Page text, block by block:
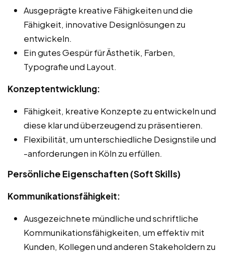
Ausgeprägte kreative Fähigkeiten und die
Fähigkeit, innovative Designlösungen zu
entwickeln.
Ein gutes Gespür für Ästhetik, Farben,
Typografie und Layout.
Konzeptentwicklung:
Fähigkeit, kreative Konzepte zu entwickeln und
diese klar und überzeugend zu präsentieren.
Flexibilität, um unterschiedliche Designstile und
-anforderungen in Köln zu erfüllen.
Persönliche Eigenschaften (Soft Skills)
Kommunikationsfähigkeit:
Ausgezeichnete mündliche und schriftliche
Kommunikationsfähigkeiten, um effektiv mit
Kunden, Kollegen und anderen Stakeholdern zu